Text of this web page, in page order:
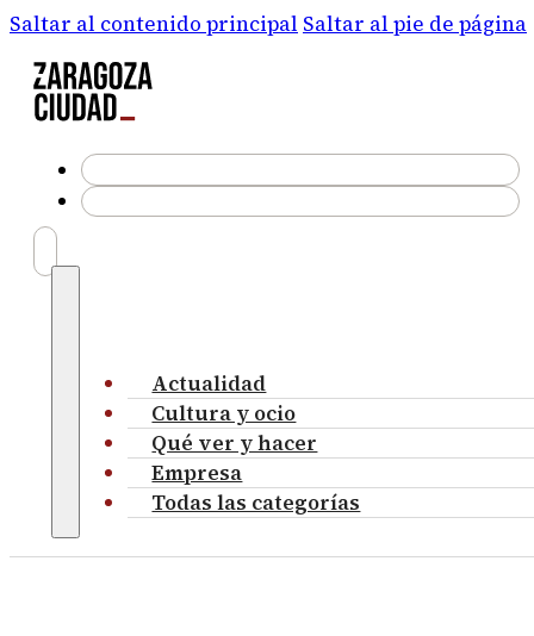
Saltar al contenido principal Saltar al pie de página
Actualidad
Cultura y ocio
Qué ver y hacer
Empresa
Todas las categorías